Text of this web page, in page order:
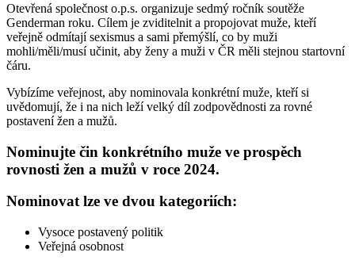
Otevřená společnost o.p.s. organizuje sedmý ročník soutěže
Genderman roku. Cílem je zviditelnit a propojovat muže, kteří
veřejně odmítají sexismus a sami přemýšlí, co by muži
mohli/měli/musí učinit, aby ženy a muži v ČR měli stejnou startovní
čáru.
Vybízíme veřejnost, aby nominovala konkrétní muže, kteří si
uvědomují, že i na nich leží velký díl zodpovědnosti za rovné
postavení žen a mužů.
Nominujte čin konkrétního muže ve prospěch
rovnosti žen a mužů v roce 2024.
Nominovat lze ve dvou kategoriích:
Vysoce postavený politik
Veřejná osobnost